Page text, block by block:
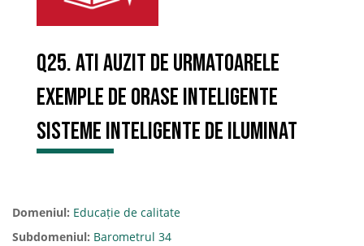
Q25. Ati auzit de urmatoarele
exemple de ORASE INTELIGENTE
Sisteme inteligente de iluminat
Domeniul: Educație de calitate
Subdomeniul: Barometrul 34